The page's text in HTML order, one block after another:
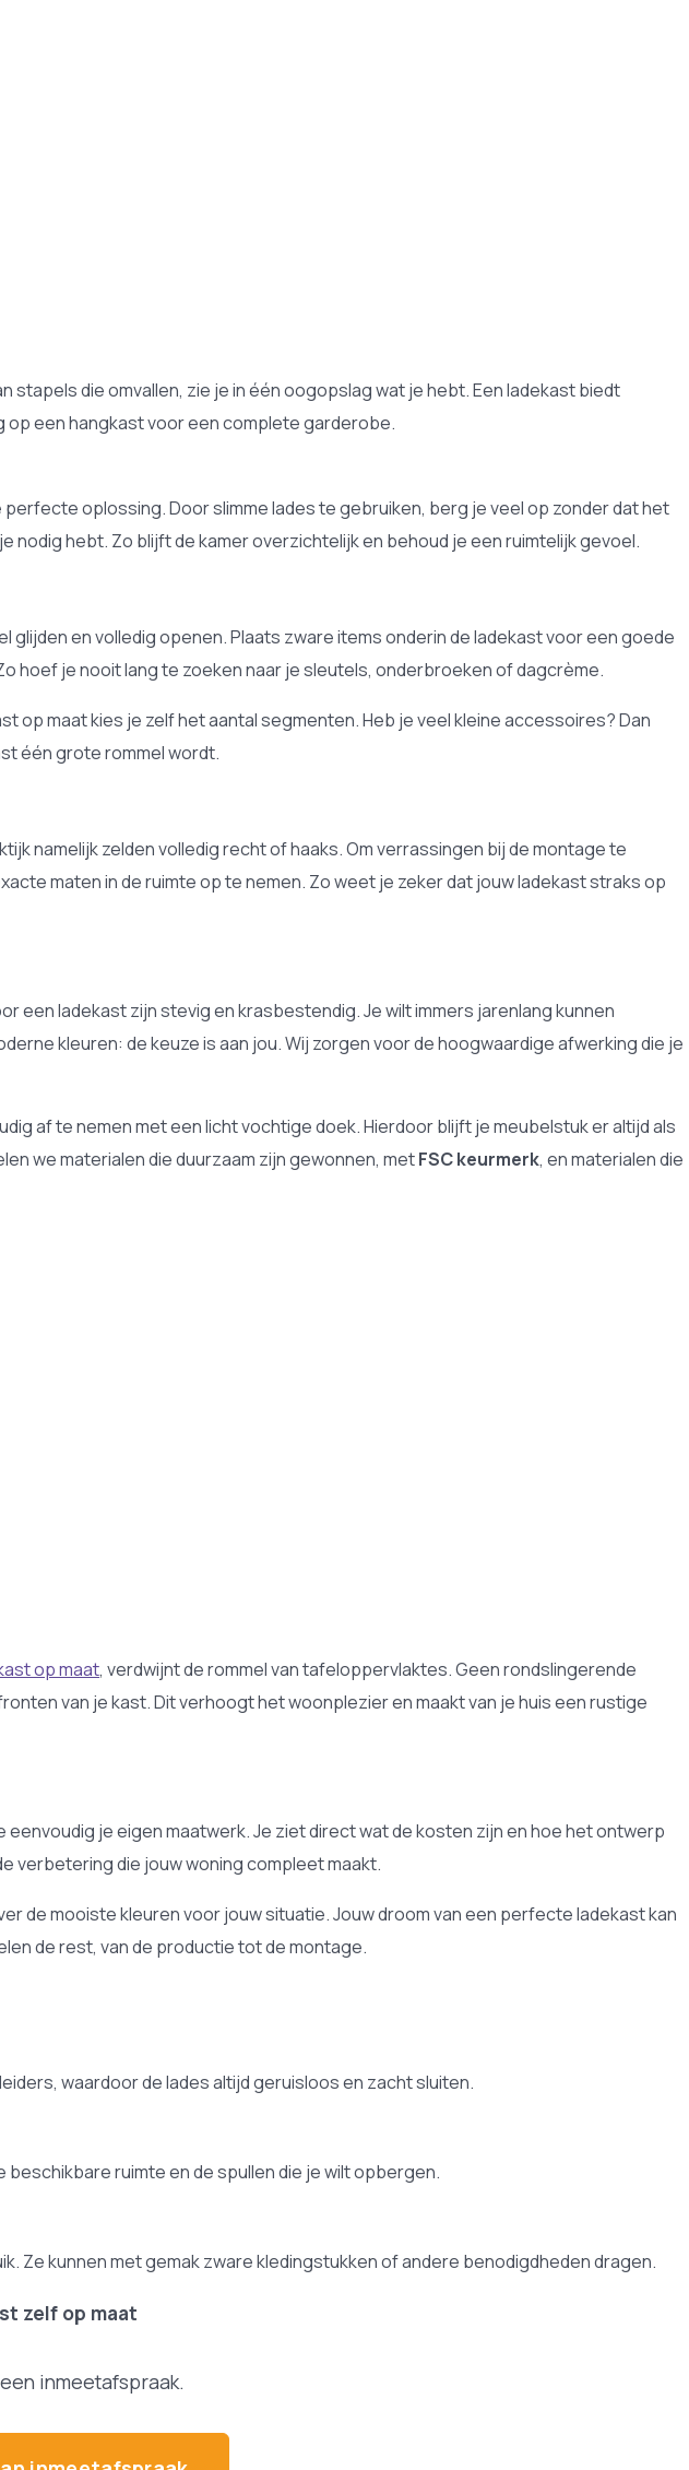
die omvallen, zie je in één oogopslag wat je hebt. Een ladekast biedt
op een hangkast voor een complete garderobe.
oplossing. Door slimme lades te gebruiken, berg je veel op zonder dat het
nodig hebt. Zo blijft de kamer overzichtelijk en behoud je een ruimtelijk gevoel.
en volledig openen. Plaats zware items onderin de ladekast voor een goede
hoef je nooit lang te zoeken naar je sleutels, onderbroeken of dagcrème.
maat kies je zelf het aantal segmenten. Heb je veel kleine accessoires? Dan
één grote rommel wordt.
namelijk zelden volledig recht of haaks. Om verrassingen bij de montage te
maten in de ruimte op te nemen. Zo weet je zeker dat jouw ladekast straks op
een ladekast zijn stevig en krasbestendig. Je wilt immers jarenlang kunnen
kleuren: de keuze is aan jou. Wij zorgen voor de hoogwaardige afwerking die je
af te nemen met een licht vochtige doek. Hierdoor blijft je meubelstuk er altijd als
we materialen die duurzaam zijn gewonnen, metFSC keurmerk, en materialen die
op maat, verdwijnt de rommel van tafeloppervlaktes. Geen rondslingerende
van je kast. Dit verhoogt het woonplezier en maakt van je huis een rustige
je eigen maatwerk. Je ziet direct wat de kosten zijn en hoe het ontwerp
verbetering die jouw woning compleet maakt.
de mooiste kleuren voor jouw situatie. Jouw droom van een perfecte ladekast kan
de rest, van de productie tot de montage.
waardoor de lades altijd geruisloos en zacht sluiten.
ruimte en de spullen die je wilt opbergen.
kunnen met gemak zware kledingstukken of andere benodigdheden dragen.
zelf op maat
inmeetafspraak.